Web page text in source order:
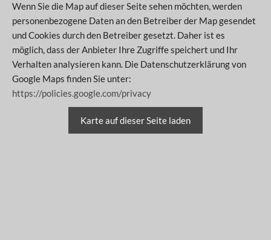
Wenn Sie die Map auf dieser Seite sehen möchten, werden
personenbezogene Daten an den Betreiber der Map gesendet
und Cookies durch den Betreiber gesetzt. Daher ist es
möglich, dass der Anbieter Ihre Zugriffe speichert und Ihr
Verhalten analysieren kann. Die Datenschutzerklärung von
Google Maps finden Sie unter:
https://policies.google.com/privacy
Karte auf dieser Seite laden